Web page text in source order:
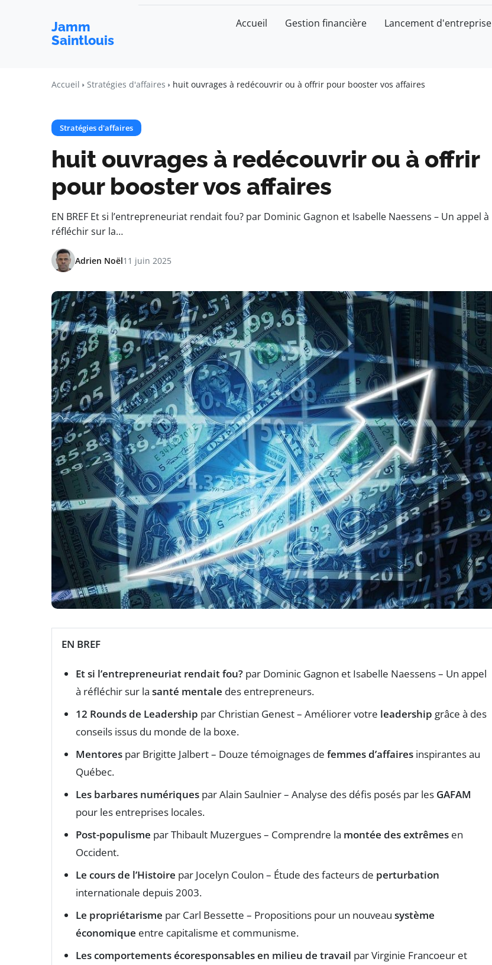
Jamm
Saintlouis
Accueil Gestion financière Lancement d'entreprise
Accueil Stratégies d'affaires huit ouvrages à redécouvrir ou à offrir pour booster vos affaires
Stratégies d'affaires
huit ouvrages à redécouvrir ou à offrir
pour booster vos affaires
EN BREF Et si l’entrepreneuriat rendait fou? par Dominic Gagnon et Isabelle Naessens – Un appel à
réfléchir sur la…
Adrien Noël11 juin 2025
EN BREF
Et si l’entrepreneuriat rendait fou? par Dominic Gagnon et Isabelle Naessens – Un appel
à réfléchir sur la santé mentale des entrepreneurs.
12 Rounds de Leadership par Christian Genest – Améliorer votre leadership grâce à des
conseils issus du monde de la boxe.
Mentores par Brigitte Jalbert – Douze témoignages de femmes d’affaires inspirantes au
Québec.
Les barbares numériques par Alain Saulnier – Analyse des défis posés par les GAFAM
pour les entreprises locales.
Post-populisme par Thibault Muzergues – Comprendre la montée des extrêmes en
Occident.
Le cours de l’Histoire par Jocelyn Coulon – Étude des facteurs de perturbation
internationale depuis 2003.
Le propriétarisme par Carl Bessette – Propositions pour un nouveau système
économique entre capitalisme et communisme.
Les comportements écoresponsables en milieu de travail par Virginie Francoeur et